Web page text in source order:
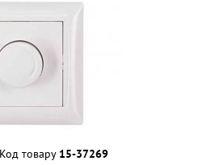
Код товару 15-37269